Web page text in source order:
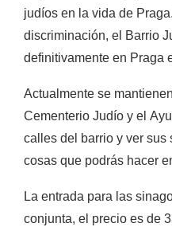
judíos en la vida de
discriminación, el Barrio
definitivamente en Praga
Actualmente se
Cementerio Judío y el
calles del barrio y ver
cosas que podrás hacer
La entrada para las
conjunta, el precio es de